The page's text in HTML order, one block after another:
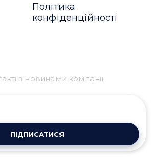
Політика
конфіденційності
з новинами компанії
ПІДПИСАТИСЯ